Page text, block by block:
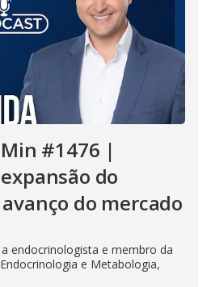
Min #1476 |
do
do mercado
endocrinologista e membro da
e Metabologia,